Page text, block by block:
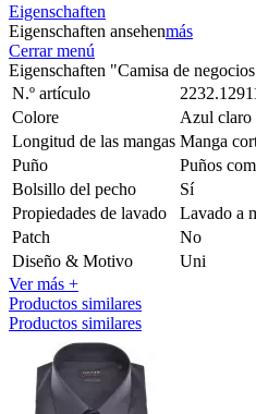
Eigenschaften
Eigenschaften ansehenmás
Cerrar menú
Eigenschaften "Camisa de
N.º artículo
Colore
Azul claro
Longitud de las mangas Manga
Puño
Puños
Bolsillo del pecho
Sí
Propiedades de lavado
Lavado a
Patch
No
Diseño & Motivo
Uni
Ver más +
Productos similares
Productos similares